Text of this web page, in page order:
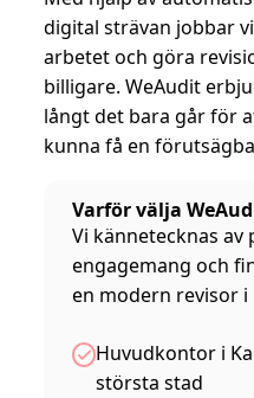
digital strävan jobbar
arbetet och göra
billigare. WeAudit
långt det bara går för
kunna få en
Varför välja
Vi kännetecknas av
engagemang och
en modern revisor i
Huvudkontor i
största stad